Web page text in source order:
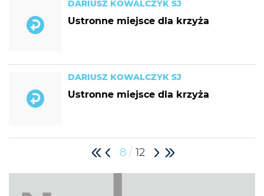
DARIUSZ KOWALCZYK SJ
Ustronne miejsce dla krzyża
DARIUSZ KOWALCZYK SJ
Ustronne miejsce dla krzyża
8 / 12